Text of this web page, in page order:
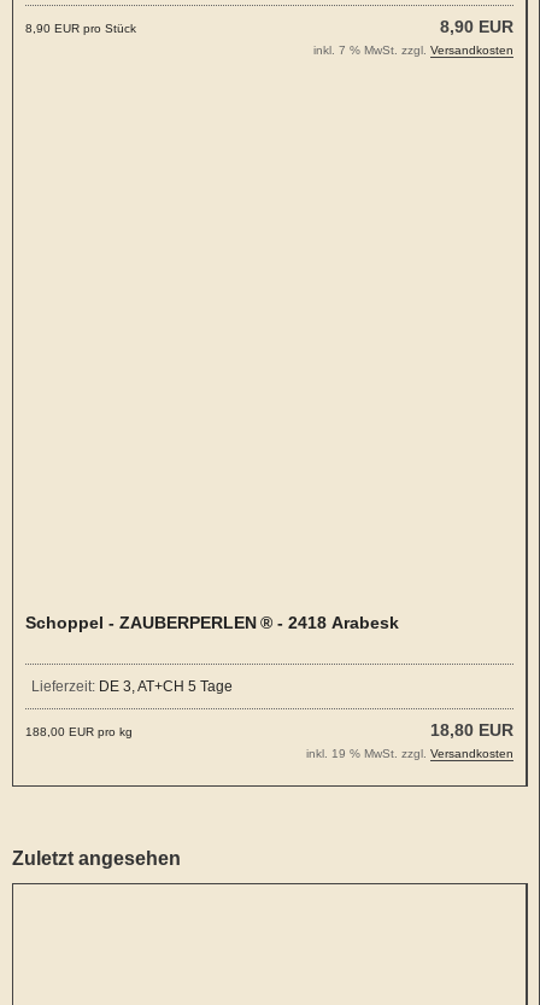
8,90 EUR
8,90 EUR pro Stück
inkl. 7 % MwSt. zzgl. Versandkosten
Schoppel - ZAUBERPERLEN ® - 2418 Arabesk
Lieferzeit: DE 3, AT+CH 5 Tage
18,80 EUR
188,00 EUR pro kg
inkl. 19 % MwSt. zzgl. Versandkosten
Zuletzt angesehen